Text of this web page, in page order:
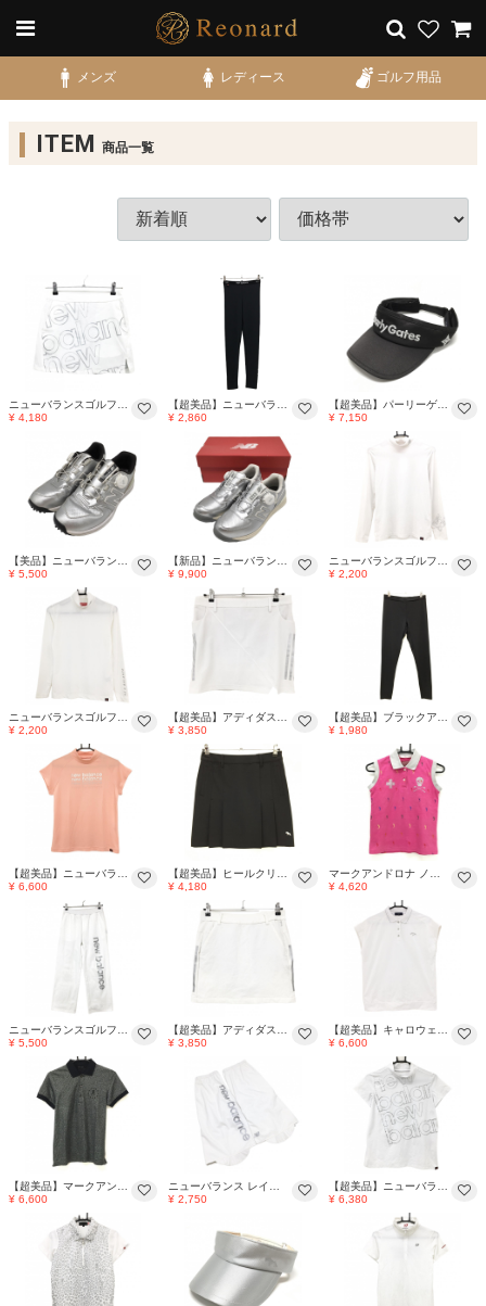
メンズ レディース ゴルフ用品
ITEM 商品一覧
ニューバランスゴルフ スカート 白×シルバー ロゴ英字 ラメ 内側インナーパンツ レディース 0(S) ゴルフウェア New Balance
¥ 4,180
【超美品】ニューバランス レギンスパンツ 黒×シルバー ロゴプリント ストレッチ レディース FR ゴルフウェア New Balance
¥ 2,860
【超美品】パーリーゲイツ サンバイザー 黒×シルバー 立体ロゴ刺しゅう FR ゴルフウェア 2024年モデル PEARLY GATES
¥ 7,150
【美品】ニューバランス ゴルフシューズ シルバー スパイクレス ダイヤル式 BOA レディース 23.0 ゴルフウェア New Balance
¥ 5,500
【新品】ニューバランスゴルフ ゴルフシューズ シルバー WGBS574S スパイクレス BOA ダイヤル式 レディース 23.0 ゴルフウェア New Balance
¥ 9,900
ニューバランスゴルフ ハイネックインナーシャツ 白×シルバー ロゴプリント ラメ レディース M ゴルフウェア New Balance
¥ 2,200
ニューバランスゴルフ ハイネックインナーシャツ 白×シルバー ロゴプリント レディース M ゴルフウェア New Balance
¥ 2,200
【超美品】アディダス スカート 白×シルバー サイド3ライン ストレッチ レディース OT ゴルフウェア adidas
¥ 3,850
【超美品】ブラックアンドホワイト レギンス 黒×シルバー 裾ロゴプリント ウエスト調整紐 レディース M ゴルフウェア Black＆White
¥ 1,980
【超美品】ニューバランス 半袖ハイネックシャツ コーラルピンク×シルバー グラデーションロゴ レディース 2(L) ゴルフウェア New Balance
¥ 6,600
【超美品】ヒールクリーク スカート 黒×シルバー系 ロゴプリント ストレッチ ウエスト後ろゴム レディース 40(M) ゴルフウェア Heal Creek
¥ 4,180
マークアンドロナ ノースリーブポロシャツ ピンク×シルバー 刺しゅう総柄 ラインストーンスカル レディース XS ゴルフウェア MARK＆LONA
¥ 4,620
ニューバランスゴルフ パンツ 白×シルバー ロゴプリント レディース 0(S) ゴルフウェア 2025年モデル New Balance
¥ 5,500
【超美品】アディダス スカート 白×シルバー サイド3ライン ウエスト後ろゴム インナーパンツ付き レディース J/T ゴルフウェア adidas
¥ 3,850
【超美品】キャロウェイ 半袖ポロシャツ 白×シルバー系 胸ロゴ刺しゅう 襟ニット レディース L ゴルフウェア 2025年モデル Callaway
¥ 6,600
【超美品】マークアンドロナ 半袖ポロシャツ 黒×シルバー系 地模様 ラメ スカル 星刺しゅう レディース S ゴルフウェア MARK＆LONA
¥ 6,600
ニューバランス レインレッグカバー 白×シルバー ロゴ 裏地メッシュ レディース ゴルフウェア New Balance
¥ 2,750
【超美品】ニューバランスゴルフ 半袖ハイネックシャツ 白×シルバー ロゴ一部ラメ レディース 1(M) ゴルフウェア New Balance
¥ 6,380